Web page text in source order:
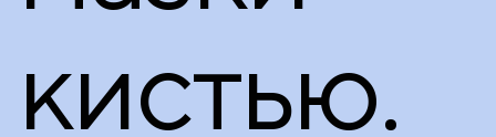
кистью.